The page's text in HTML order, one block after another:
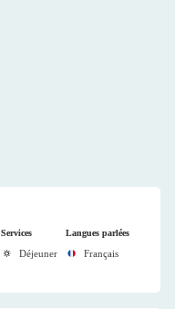
Services
Déjeuner
Langues parlées
Français